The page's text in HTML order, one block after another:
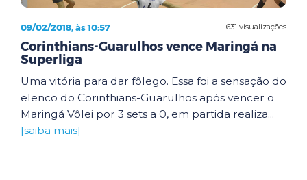
631 visualizações
09/02/2018, às 10:57
Corinthians-Guarulhos vence Maringá na
Superliga
Uma vitória para dar fôlego. Essa foi a sensação do
elenco do Corinthians-Guarulhos após vencer o
Maringá Vôlei por 3 sets a 0, em partida realiza...
[saiba mais]